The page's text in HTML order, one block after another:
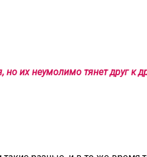
их неумолимо тянет друг к